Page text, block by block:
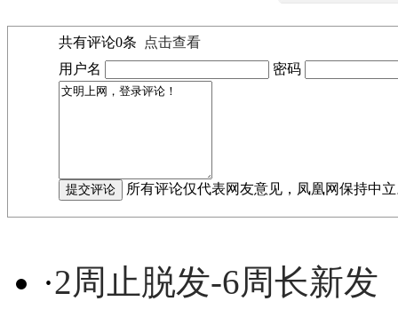
共有评论0条
点击查看
用户名
密码
所有评论仅代表网友意见，凤凰网保持中
·2周止脱发-6周长新发